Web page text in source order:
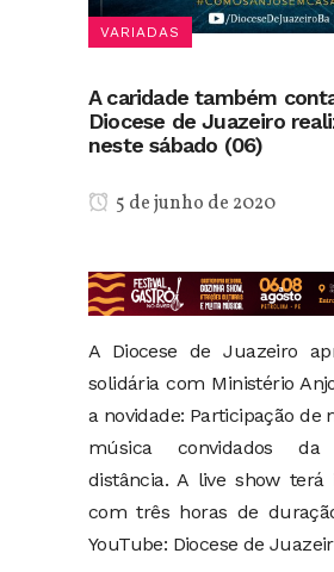
VARIADAS
A caridade também
Diocese de Juazeiro
neste sábado (06)
5 de junho de 2020
A Diocese de Juazeiro
solidária com Ministério
a novidade: Participação de
música convidados
distância. A live show terá
com três horas de
YouTube: Diocese de